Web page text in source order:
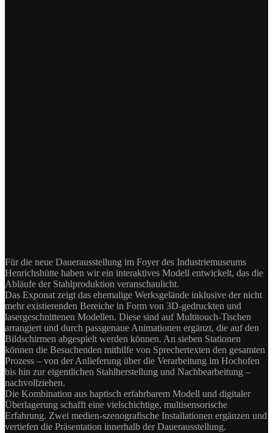
Für die neue Dauerausstellung im Foyer des Industriemuseums
Henrichshütte haben wir ein interaktives Modell entwickelt, das die
Abläufe der Stahlproduktion veranschaulicht.
Das Exponat zeigt das ehemalige Werksgelände inklusive der nicht
mehr existierenden Bereiche in Form von 3D-gedruckten und
lasergeschnittenen Modellen. Diese sind auf Multitouch-Tischen
arrangiert und durch passgenaue Animationen ergänzt, die auf den
Bildschirmen abgespielt werden können. An sieben Stationen
können die Besuchenden mithilfe von Sprechertexten den gesamten
Prozess – von der Anlieferung über die Verarbeitung im Hochofen
bis hin zur eigentlichen Stahlherstellung und Nachbearbeitung –
nachvollziehen.
Die Kombination aus haptisch erfahrbarem Modell und digitaler
Überlagerung schafft eine vielschichtige, multisensorische
Erfahrung. Zwei medien-szenografische Installationen ergänzen und
vertiefen die Präsentation innerhalb der Dauerausstellung.